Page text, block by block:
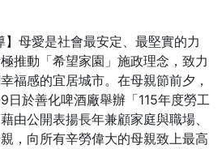
】母愛是社會最安定、最堅實的力
推動「希望家園」施政理念，致力
福感的宜居城市。在母親節前夕，
日於善化啤酒廠舉辦「115年度勞工
由公開表揚長年兼顧家庭與職場、
，向所有辛勞偉大的母親致上最高